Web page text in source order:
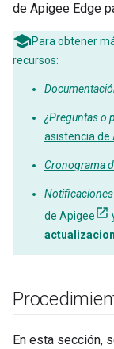
de Apigee Edge
Para obtener
recursos:
¿Preguntas o
asistencia de
Cronograma
de Apigee
En esta sección,